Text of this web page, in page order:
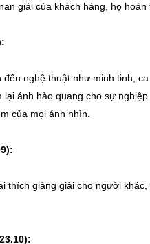
giải của khách hàng, họ hoàn
đến nghệ thuật như minh tinh,
ánh hào quang cho sự
của mọi ánh nhìn.
thích giảng giải cho người